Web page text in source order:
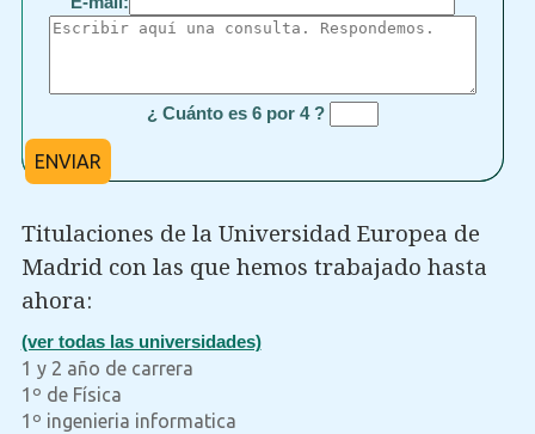
¿ Cuánto es 6 por 4 ?
ENVIAR
Titulaciones de la Universidad Europea de
Madrid con las que hemos trabajado hasta
ahora:
(ver todas las universidades)
1 y 2 año de carrera
1º de Física
1º ingenieria informatica